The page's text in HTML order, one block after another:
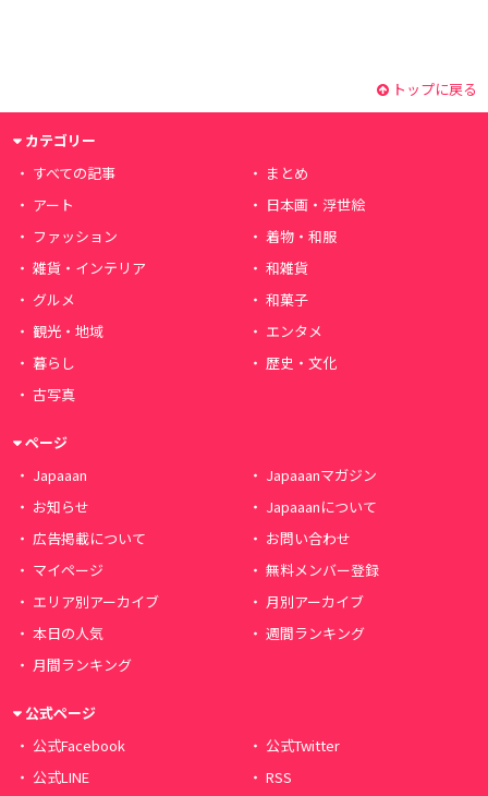
トップに戻る
カテゴリー
すべての記事
まとめ
アート
日本画・浮世絵
ファッション
着物・和服
雑貨・インテリア
和雑貨
グルメ
和菓子
観光・地域
エンタメ
暮らし
歴史・文化
古写真
ページ
Japaaan
Japaaanマガジン
お知らせ
Japaaanについて
広告掲載について
お問い合わせ
マイページ
無料メンバー登録
エリア別アーカイブ
月別アーカイブ
本日の人気
週間ランキング
月間ランキング
公式ページ
公式Facebook
公式Twitter
公式LINE
RSS